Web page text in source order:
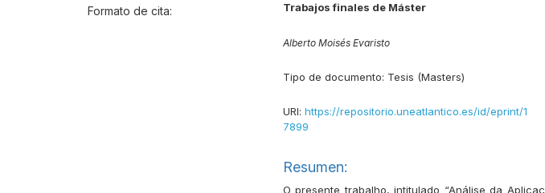
Formato de cita: Trabajos finales de Máster
Alberto Moisés Evaristo
Tipo de documento: Tesis (Masters)
URI: https://repositorio.uneatlantico.es/id/eprint/1
7899
Resumen:
O presente trabalho, intitulado “Análise da